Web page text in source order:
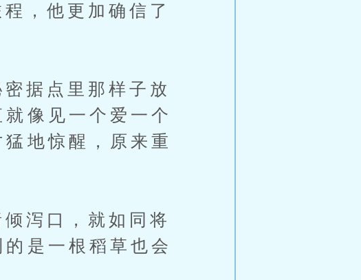
他更加确信了
据点里那样子放
像见一个爱一个
地惊醒，原来重
泻口，就如同将
是一根稻草也会